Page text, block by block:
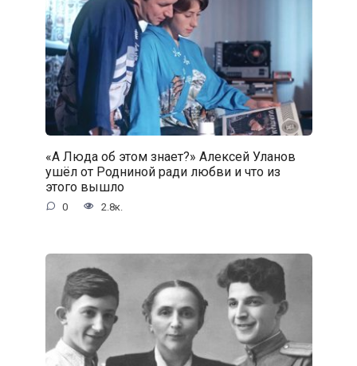
«А Люда об этом знает?» Алексей Уланов
ушёл от Родниной ради любви и что из
этого вышло
0 2.8к.